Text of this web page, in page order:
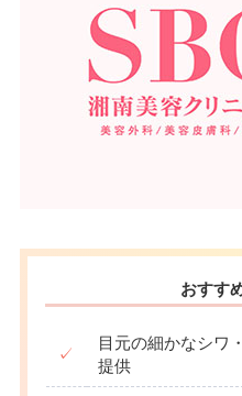
おすす
✓
目元の細かなシワ
提供